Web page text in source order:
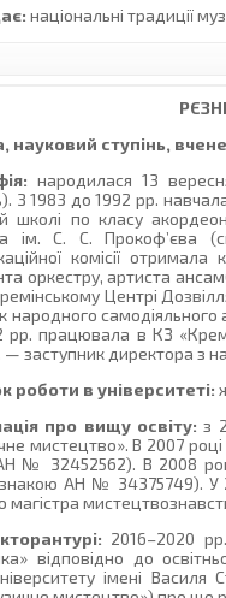
національні традиції
науковий ступінь,
народилася 13
З 1983 до 1992 рр.
школі по класу
ім. С. С. Прокоф’єва
комісії
оркестру, артиста
Центрі
народного
рр. працювала в КЗ
— заступник директора з
роботи в університеті:
про вищу освіту: з
мистецтво». В 2007
№ 32452562). В 2008
АН № 34375749). У
магістра
2016–2020
відповідно до
імені